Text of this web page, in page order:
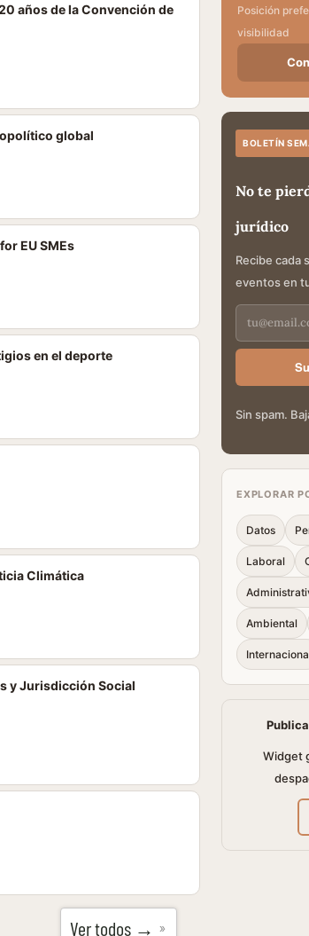
años de la Convención de
global
EU SMEs
en el deporte
Climática
y Jurisdicción Social
Ver todos →
Posición
visibilidad
BOLETÍN
No te
jurídico
Recibe cada
eventos en
Sin spam.
EXPLORAR
Datos
Laboral
Ambiental
Widget